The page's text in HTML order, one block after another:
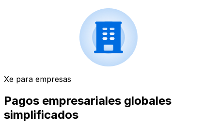
Xe para empresas
Pagos empresariales globales
simplificados